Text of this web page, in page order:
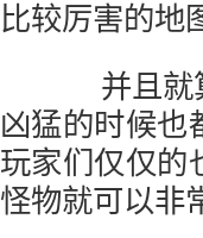
比较厉害的地
并且就算
凶猛的时候也
玩家们仅仅的
怪物就可以非